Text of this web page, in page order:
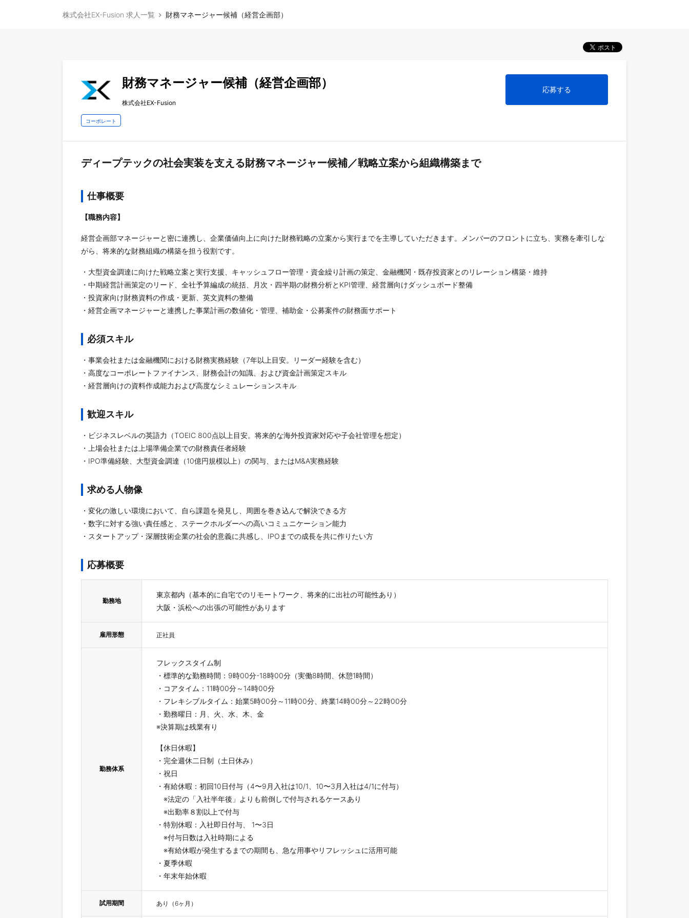
株式会社EX-Fusion 求人一覧 財務マネージャー候補（経営企画部）
財務マネージャー候補（経営企画部）
株式会社EX-Fusion
応募する
コーポレート
ディープテックの社会実装を支える財務マネージャー候補／戦略立案から組織構築まで
仕事概要
【職務内容】
経営企画部マネージャーと密に連携し、企業価値向上に向けた財務戦略の立案から実行までを主導していただきます。メンバーのフロントに立ち、実務を牽引しな
がら、将来的な財務組織の構築を担う役割です。
・大型資金調達に向けた戦略立案と実行支援、キャッシュフロー管理・資金繰り計画の策定、金融機関・既存投資家とのリレーション構築・維持
・中期経営計画策定のリード、全社予算編成の統括、月次・四半期の財務分析とKPI管理、経営層向けダッシュボード整備
・投資家向け財務資料の作成・更新、英文資料の整備
・経営企画マネージャーと連携した事業計画の数値化・管理、補助金・公募案件の財務面サポート
必須スキル
・事業会社または金融機関における財務実務経験（7年以上目安。リーダー経験を含む）
・高度なコーポレートファイナンス、財務会計の知識、および資金計画策定スキル
・経営層向けの資料作成能力および高度なシミュレーションスキル
歓迎スキル
・ビジネスレベルの英語力（TOEIC 800点以上目安。将来的な海外投資家対応や子会社管理を想定）
・上場会社または上場準備企業での財務責任者経験
・IPO準備経験、大型資金調達（10億円規模以上）の関与、またはM&A実務経験
求める人物像
・変化の激しい環境において、自ら課題を発見し、周囲を巻き込んで解決できる方
・数字に対する強い責任感と、ステークホルダーへの高いコミュニケーション能力
・スタートアップ・深層技術企業の社会的意義に共感し、IPOまでの成長を共に作りたい方
応募概要
勤務地
東京都内（基本的に自宅でのリモートワーク、将来的に出社の可能性あり）
大阪・浜松への出張の可能性があります
雇用形態 正社員
勤務体系
フレックスタイム制
・標準的な勤務時間：9時00分-18時00分（実働8時間、休憩1時間）
・コアタイム：11時00分～14時00分
・フレキシブルタイム：始業5時00分～11時00分、終業14時00分～22時00分
・勤務曜日：月、火、水、木、金
※決算期は残業有り
【休日休暇】
・完全週休二日制（土日休み）
・祝日
・有給休暇：初回10日付与（4〜9月入社は10/1、10〜3月入社は4/1に付与）
※法定の「入社半年後」よりも前倒しで付与されるケースあり
※出勤率８割以上で付与
・特別休暇：入社即日付与、 1〜3日
※付与日数は入社時期による
※有給休暇が発生するまでの期間も、急な用事やリフレッシュに活用可能
・夏季休暇
・年末年始休暇
試用期間 あり（6ヶ月）